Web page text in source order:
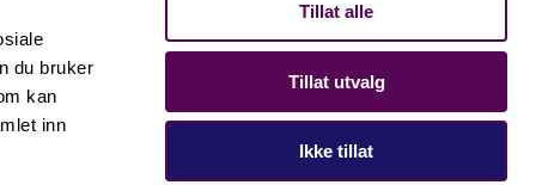
du bruker
kan
inn
Tillat alle
Tillat utvalg
Ikke tillat